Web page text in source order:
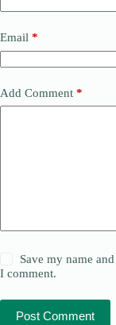
Email *
Add Comment *
Save my name
I comment.
Post Comment